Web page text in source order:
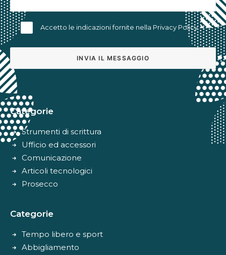
Accetto le indicazioni fornite nella Privacy Policy
Categorie
Strumenti di scrittura
Ufficio ed accessori
Comunicazione
Articoli tecnologici
Prosecco
Categorie
Tempo libero e sport
Abbigliamento